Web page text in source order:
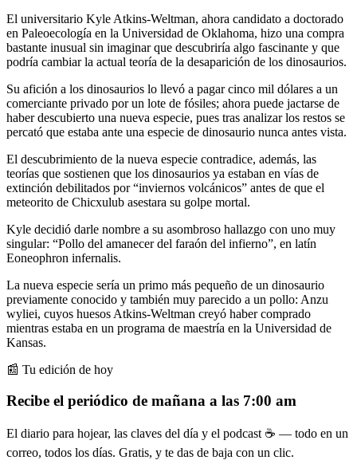
El universitario Kyle Atkins-Weltman, ahora candidato a doctorado
en Paleoecología en la Universidad de Oklahoma, hizo una compra
bastante inusual sin imaginar que descubriría algo fascinante y que
podría cambiar la actual teoría de la desaparición de los dinosaurios.
Su afición a los dinosaurios lo llevó a pagar cinco mil dólares a un
comerciante privado por un lote de fósiles; ahora puede jactarse de
haber descubierto una nueva especie, pues tras analizar los restos se
percató que estaba ante una especie de dinosaurio nunca antes vista.
El descubrimiento de la nueva especie contradice, además, las
teorías que sostienen que los dinosaurios ya estaban en vías de
extinción debilitados por “inviernos volcánicos” antes de que el
meteorito de Chicxulub asestara su golpe mortal.
Kyle decidió darle nombre a su asombroso hallazgo con uno muy
singular: “Pollo del amanecer del faraón del infierno”, en latín
Eoneophron infernalis.
La nueva especie sería un primo más pequeño de un dinosaurio
previamente conocido y también muy parecido a un pollo: Anzu
wyliei, cuyos huesos Atkins-Weltman creyó haber comprado
mientras estaba en un programa de maestría en la Universidad de
Kansas.
📰 Tu edición de hoy
Recibe el periódico de mañana a las 7:00 am
El diario para hojear, las claves del día y el podcast ☕ — todo en un
correo, todos los días. Gratis, y te das de baja con un clic.